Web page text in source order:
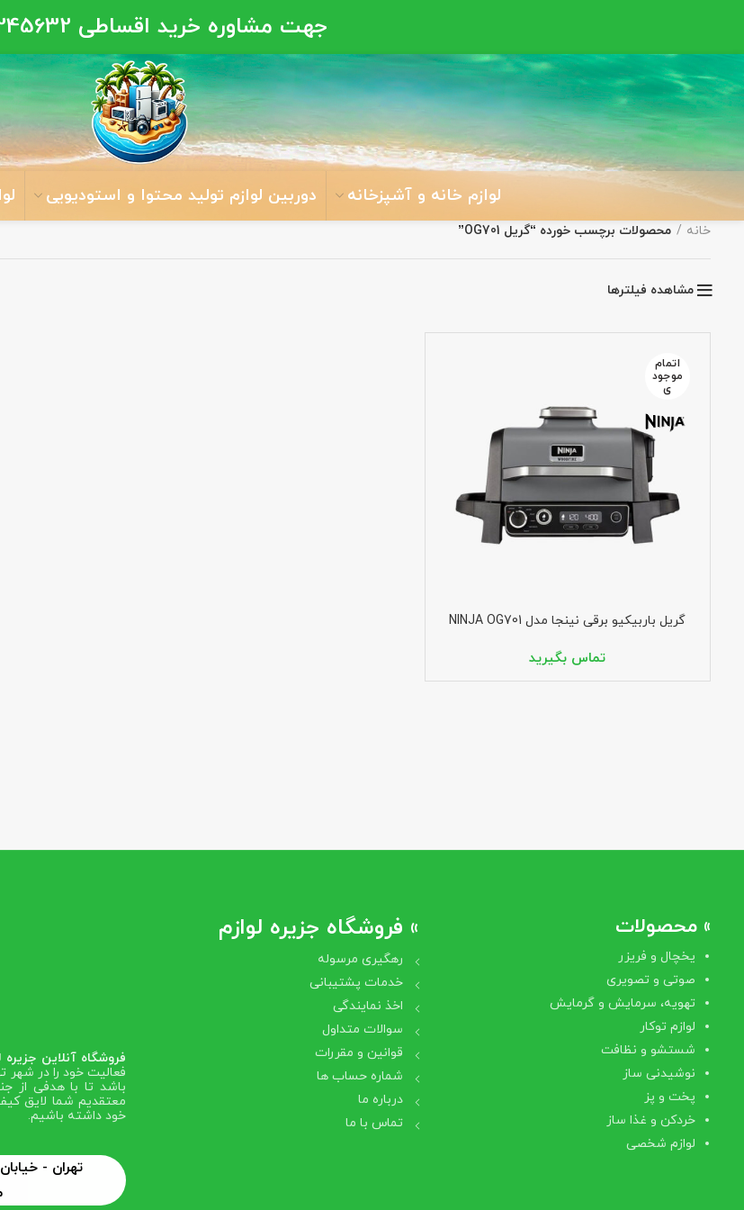
جهت مشاوره خرید اقساطی
لوازم خانه و آشپزخانه دوربین لوازم تولید محتوا و استودیویی
خانه محصولات برچسب خورده “گریل OG701”
مشاهده فیلترها
اتمام
موجود
ی
گریل باربیکیو برقی نینجا مدل NINJA OG701
فروشگاه آنلاین جزیره
فعالیت خود را در شهر
باشد تا با هدفی از
معتقدیم شما لایق
خود داشته باشیم.
تهران -
» فروشگاه جزیره لوازم
رهگیری مرسوله
خدمات پشتیبانی
اخذ نمایندگی
سوالات متداول
قوانین و مقررات
شماره حساب ها
درباره ما
تماس با ما
» محصولات
یخچال و فریزر
صوتی و تصویری
تهویه، سرمایش و گرمایش
لوازم توکار
شستشو و نظافت
نوشیدنی ساز
پخت و پز
خردکن و غذا ساز
لوازم شخصی